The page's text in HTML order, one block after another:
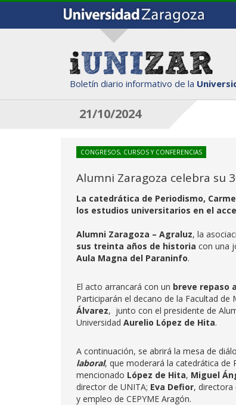
Boletín diario informativo de la
21/10/2024
CONGRESOS, CURSOS Y CONFERENCIAS
Alumni Zaragoza celebra su
La catedrática de Periodismo,
los estudios universitarios en el
Alumni Zaragoza – Agraluz, la
sus treinta años de historia con una
Aula Magna del Paraninfo.
El acto arrancará con un breve repaso
Participarán el decano de la Facultad de
Álvarez, junto con el presidente de
Universidad Aurelio López de Hita.
A continuación, se abrirá la mesa de
laboral, que moderará la catedrática de
mencionado López de Hita, Miguel
director de UNITA; Eva Defior, directora
y empleo de CEPYME Aragón.